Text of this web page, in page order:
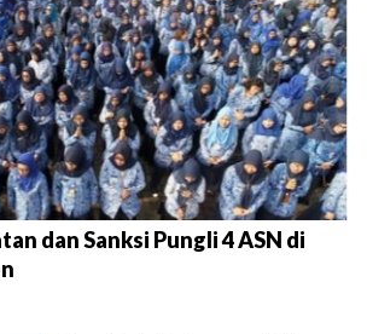
dan Sanksi Pungli 4 ASN di